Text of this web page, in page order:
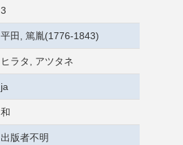
3
平田, 篤胤(1776-1843)
ヒラタ, アツタネ
ja
和
出版者不明